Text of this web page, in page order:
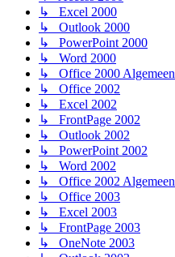
↳ Excel 2000
↳ Outlook 2000
↳ PowerPoint 2000
↳ Word 2000
↳ Office 2000 Algemeen
↳ Office 2002
↳ Excel 2002
↳ FrontPage 2002
↳ Outlook 2002
↳ PowerPoint 2002
↳ Word 2002
↳ Office 2002 Algemeen
↳ Office 2003
↳ Excel 2003
↳ FrontPage 2003
↳ OneNote 2003